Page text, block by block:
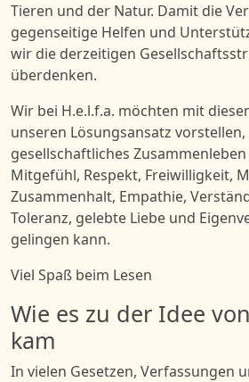
Tieren und der Natur. Damit die
gegenseitige Helfen und
wir die derzeitigen
überdenken.
Wir bei H.e.l.f.a. möchten mit
unseren Lösungsansatz
gesellschaftliches
Mitgefühl, Respekt, Freiwilligkeit,
Zusammenhalt, Empathie,
Toleranz, gelebte Liebe und
gelingen kann.
Viel Spaß beim Lesen
Wie es zu der Idee
kam
In vielen Gesetzen, Verfassungen